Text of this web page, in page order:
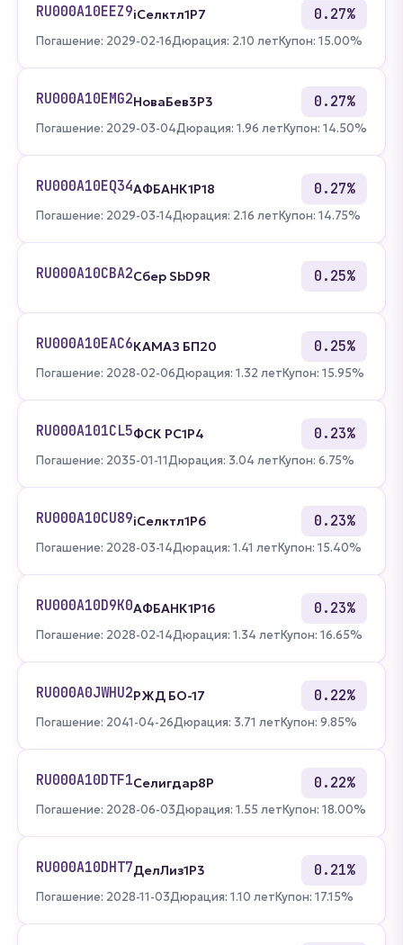
RU000A10EEZ9iСелктл1Р7 0.27%
Погашение: 2029-02-16Дюрация: 2.10 летКупон: 15.00%
RU000A10EMG2НоваБев3Р3 0.27%
Погашение: 2029-03-04Дюрация: 1.96 летКупон: 14.50%
RU000A10EQ34АФБАНК1Р18 0.27%
Погашение: 2029-03-14Дюрация: 2.16 летКупон: 14.75%
RU000A10CBA2Сбер SbD9R 0.25%
RU000A10EAC6КАМАЗ БП20 0.25%
Погашение: 2028-02-06Дюрация: 1.32 летКупон: 15.95%
RU000A101CL5ФСК РС1Р4 0.23%
Погашение: 2035-01-11Дюрация: 3.04 летКупон: 6.75%
RU000A10CU89iСелктл1Р6 0.23%
Погашение: 2028-03-14Дюрация: 1.41 летКупон: 15.40%
RU000A10D9K0АФБАНК1Р16 0.23%
Погашение: 2028-02-14Дюрация: 1.34 летКупон: 16.65%
RU000A0JWHU2РЖД БО-17 0.22%
Погашение: 2041-04-26Дюрация: 3.71 летКупон: 9.85%
RU000A10DTF1Селигдар8Р 0.22%
Погашение: 2028-06-03Дюрация: 1.55 летКупон: 18.00%
RU000A10DHT7ДелЛиз1Р3 0.21%
Погашение: 2028-11-03Дюрация: 1.10 летКупон: 17.15%